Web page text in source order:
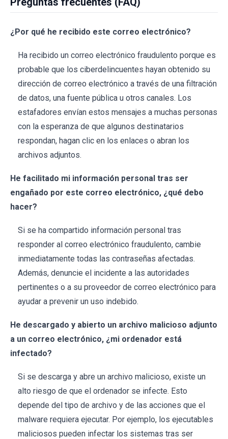
¿Por qué he recibido este correo electrónico?
Ha recibido un correo electrónico fraudulento porque es
probable que los ciberdelincuentes hayan obtenido su
dirección de correo electrónico a través de una filtración
de datos, una fuente pública u otros canales. Los
estafadores envían estos mensajes a muchas personas
con la esperanza de que algunos destinatarios
respondan, hagan clic en los enlaces o abran los
archivos adjuntos.
He facilitado mi información personal tras ser
engañado por este correo electrónico, ¿qué debo
hacer?
Si se ha compartido información personal tras
responder al correo electrónico fraudulento, cambie
inmediatamente todas las contraseñas afectadas.
Además, denuncie el incidente a las autoridades
pertinentes o a su proveedor de correo electrónico para
ayudar a prevenir un uso indebido.
He descargado y abierto un archivo malicioso adjunto
a un correo electrónico, ¿mi ordenador está
infectado?
Si se descarga y abre un archivo malicioso, existe un
alto riesgo de que el ordenador se infecte. Esto
depende del tipo de archivo y de las acciones que el
malware requiera ejecutar. Por ejemplo, los ejecutables
maliciosos pueden infectar los sistemas tras ser